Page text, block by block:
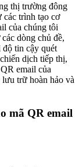
thị trường đông
các trình tạo cơ
của chúng tôi
dòng chủ đề,
tin cậy quét
dịch tiếp thị,
email của
trữ hoàn hảo và
mã QR email